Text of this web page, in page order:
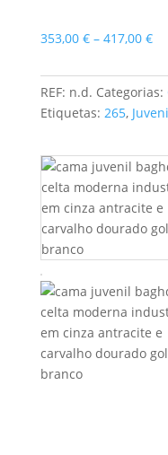
353,00 € – 417,00 €
REF: n.d. Categorias:
Etiquetas: 265,